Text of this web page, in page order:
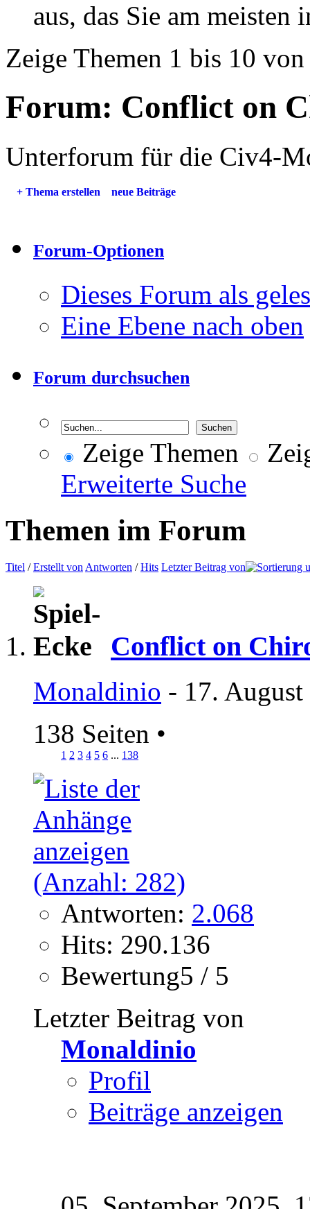
aus, das Sie am meisten
Zeige Themen 1 bis 10
Forum: Conflict on
Unterforum für die Civ4-
+ Thema erstellen neue Beiträge
Forum-Optionen
Dieses Forum als
Eine Ebene nach oben
Forum durchsuchen
Zeige Themen
Erweiterte Suche
Themen im Forum
Titel /Erstellt von Antworten /Hits Letzter Beitrag von
Conflict on
Monaldinio - 17.
138 Seiten •
1 2 3 4 5 6 ... 138
Antworten: 2.068
Hits: 290.136
Bewertung5 / 5
Letzter Beitrag von
Monaldinio
Profil
Beiträge anzeigen